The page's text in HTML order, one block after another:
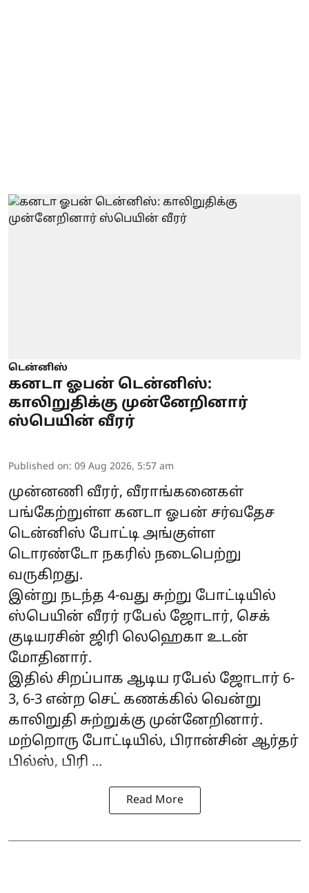
டென்னிஸ்
கனடா ஓபன் டென்னிஸ்:
காலிறுதிக்கு முன்னேறினார்
ஸ்பெயின் வீரர்
Published on: 09 Aug 2026, 5:57 am
முன்னணி வீரர், வீராங்கனைகள்
பங்கேற்றுள்ள கனடா ஓபன் சர்வதேச
டென்னிஸ் போட்டி அங்குள்ள
டொரண்டோ நகரில் நடைபெற்று
வருகிறது.
இன்று நடந்த 4-வது சுற்று போட்டியில்
ஸ்பெயின் வீரர் ரபேல் ஜோடார், செக்
குடியரசின் ஜிரி லெஹெகா உடன்
மோதினார்.
இதில் சிறப்பாக ஆடிய ரபேல் ஜோடார் 6-
3, 6-3 என்ற செட் கணக்கில் வென்று
காலிறுதி சுற்றுக்கு முன்னேறினார்.
மற்றொரு போட்டியில், பிரான்சின் ஆர்தர்
பில்ஸ், பிரி ...
Read More